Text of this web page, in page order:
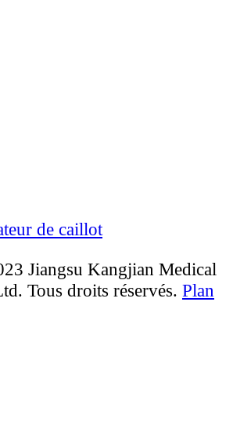
de caillot
Jiangsu Kangjian Medical
Tous droits réservés. Plan